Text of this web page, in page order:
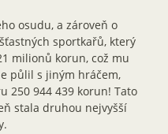
osudu, a zároveň o
sportkařů, který
milionů korun, což mu
půlil s jiným hráčem,
250 944 439 korun! Tato
stala druhou nejvyšší